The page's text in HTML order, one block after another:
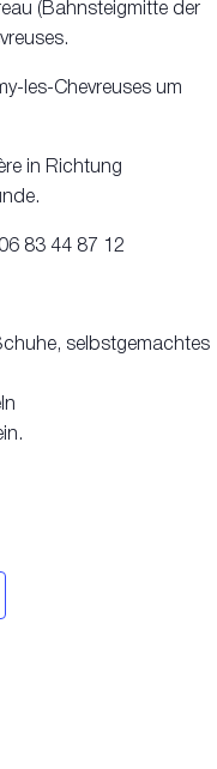
(Bahnsteigmitte der
les-Chevreuses um
in Richtung
83 44 87 12
selbstgemachtes